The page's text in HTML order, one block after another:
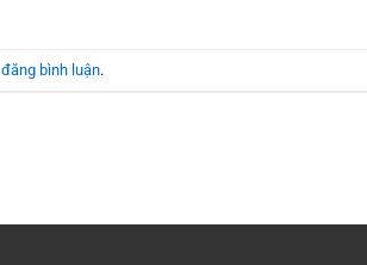
đăng bình luận.